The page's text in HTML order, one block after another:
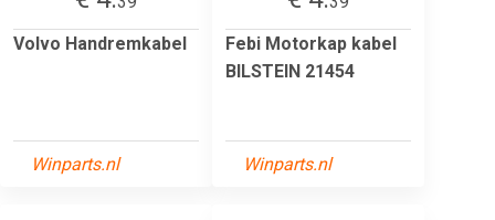
Volvo Handremkabel
Winparts.nl
Febi Motorkap kabel
BILSTEIN 21454
Winparts.nl